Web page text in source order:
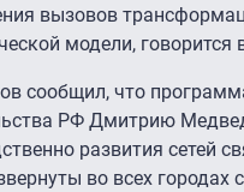
вызовов
модели, говорится
сообщил, что
РФ Дмитрию
развития сетей
во всех